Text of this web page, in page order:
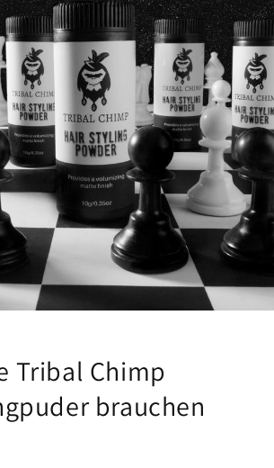
Tribal Chimp
brauchen